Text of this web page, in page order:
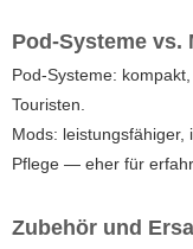
Pod-Systeme vs.
Pod-Systeme:
Touristen.
Mods: leistungsfähiger,
Pflege — eher für
Zubehör und